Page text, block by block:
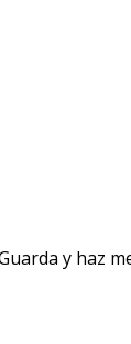
y haz